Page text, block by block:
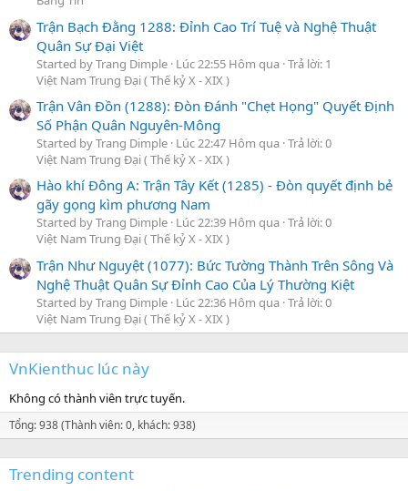
Trận Bạch Đằng 1288: Đỉnh Cao Trí Tuệ và Nghệ Thuật
Quân Sự Đại Việt
Started by Trang Dimple Lúc 22:55 Hôm qua Trả lời: 1
Việt Nam Trung Đại ( Thế kỷ X - XIX )
Trận Vân Đồn (1288): Đòn Đánh "Chẹt Họng" Quyết Định
Số Phận Quân Nguyên-Mông
Started by Trang Dimple Lúc 22:47 Hôm qua Trả lời: 0
Việt Nam Trung Đại ( Thế kỷ X - XIX )
Hào khí Đông A: Trận Tây Kết (1285) - Đòn quyết định bẻ
gãy gọng kìm phương Nam
Started by Trang Dimple Lúc 22:39 Hôm qua Trả lời: 0
Việt Nam Trung Đại ( Thế kỷ X - XIX )
Trận Như Nguyệt (1077): Bức Tường Thành Trên Sông Và
Nghệ Thuật Quân Sự Đỉnh Cao Của Lý Thường Kiệt
Started by Trang Dimple Lúc 22:36 Hôm qua Trả lời: 0
Việt Nam Trung Đại ( Thế kỷ X - XIX )
VnKienthuc lúc này
Không có thành viên trực tuyến.
Tổng: 938 (Thành viên: 0, khách: 938)
Trending content